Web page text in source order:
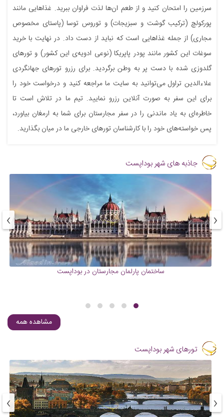
سرزمین را امتحان کنید و از طعم ان‌ها لذت فراوان ببرید. غذاهایی مانند
پورکولچ (ترکیب گوشت و سبزیجات) و توروس توسا (پاستای مخصوص
مجاری) از جمله غذاهایی است که نباید از دست داد. در نهایت با خرید
سوغات این کشور مانند پودر پاپریکا (نوعی ادویه‌ی این کشور) و تورهای
گلدوزی شده با دست پر به وطن برگردید. برای رزرو تورهای جهانگردی
علاءالدین تراول می‌توانید به سایت ما مراجعه کنید و درخواست خود را
برای این سفر به صورت آنلاین رزرو نمایید. تیم ما در تلاش است تا
خاطره‌ای به یاد ماندنی را در سفر مجارستان برای شما به ارمغان بیاورد،
پس خواسته‌های خود را با کارشناسان تورهای خارجی ما در میان بگذارید.
جاذبه های شهر بوداپست
ساختمان پارلمان مجارستان در بوداپست
‹
›
مشاهده همه
تورهای شهر بوداپست
‹
›